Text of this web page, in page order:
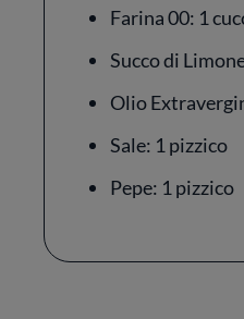
Farina 00: 1
Succo di
Olio
Sale: 1 pizzico
Pepe: 1 pizzico